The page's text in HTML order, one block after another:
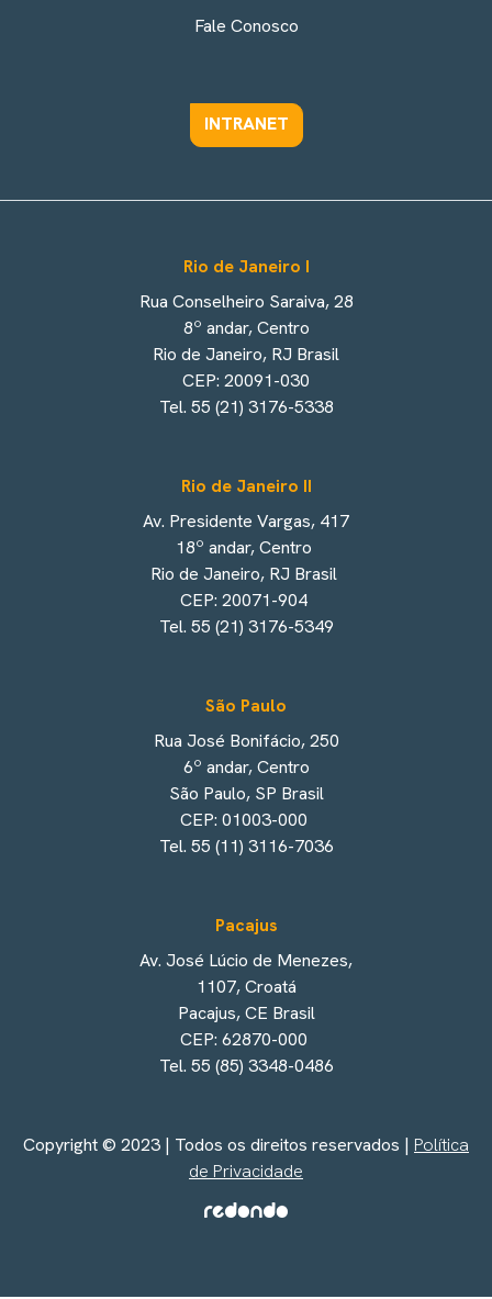
Fale Conosco
INTRANET
Rio de Janeiro I
Rua Conselheiro Saraiva, 28
8º andar, Centro
Rio de Janeiro, RJ Brasil
CEP: 20091-030
Tel. 55 (21) 3176-5338
Rio de Janeiro II
Av. Presidente Vargas, 417
18º andar, Centro
Rio de Janeiro, RJ Brasil
CEP: 20071-904
Tel. 55 (21) 3176-5349
São Paulo
Rua José Bonifácio, 250
6º andar, Centro
São Paulo, SP Brasil
CEP: 01003-000
Tel. 55 (11) 3116-7036
Pacajus
Av. José Lúcio de Menezes,
1107, Croatá
Pacajus, CE Brasil
CEP: 62870-000
Tel. 55 (85) 3348-0486
Copyright © 2023 | Todos os direitos reservados | Política
de Privacidade